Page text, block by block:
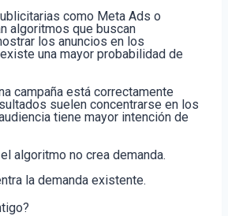
como Meta Ads o
algoritmos que buscan
los anuncios en los
una mayor probabilidad de
campaña está correctamente
suelen concentrarse en los
tiene mayor intención de
algoritmo no crea demanda.
la demanda existente.